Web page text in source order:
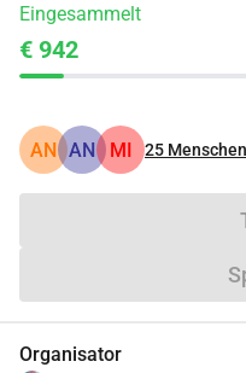
Eingesammelt
€ 942
AN AN MI 25
Organisator